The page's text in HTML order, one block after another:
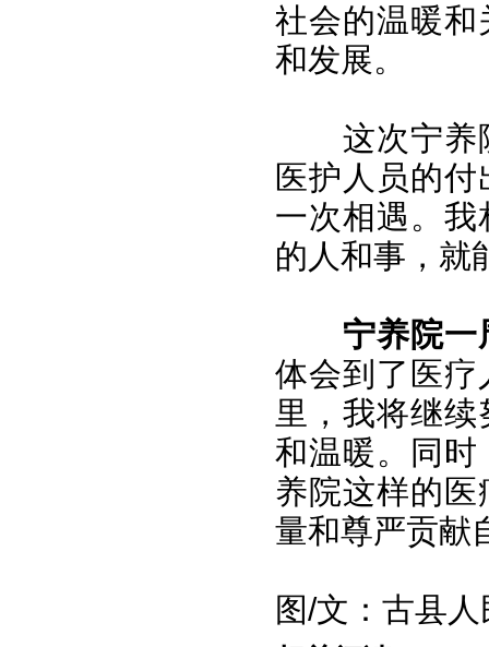
社会的温暖
和发展。
这次宁养
医护人员的
一次相遇。
的人和事，就
宁养院一
体会到了医
里，我将继
和温暖。同
养院这样的
量和尊严贡献
图/文：古县